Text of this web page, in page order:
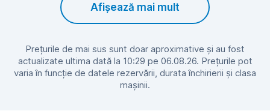
Afișează mai mult
Prețurile de mai sus sunt doar aproximative și au fost
actualizate ultima dată la 10:29 pe 06.08.26. Prețurile pot
varia în funcție de datele rezervării, durata închirierii și clasa
mașinii.